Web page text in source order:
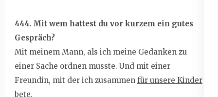
444. Mit wem hattest du vor kurzem ein gutes
Gespräch?
Mit meinem Mann, als ich meine Gedanken zu
einer Sache ordnen musste. Und mit einer
Freundin, mit der ich zusammen für unsere Kinder
bete.